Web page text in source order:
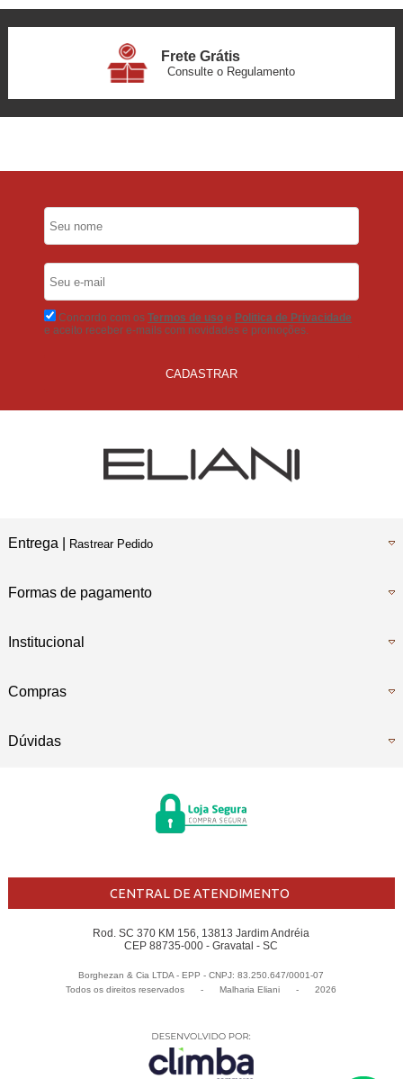
Frete Grátis
Consulte o Regulamento
Concordo com os Termos de usoe Politica de Privacidade
e aceito receber e-mails com novidades e promoções.
CADASTRAR
Entrega | Rastrear Pedido
Formas de pagamento
Institucional
Compras
Dúvidas
CENTRAL DE ATENDIMENTO
Rod. SC 370 KM 156, 13813 Jardim Andréia
CEP 88735-000 - Gravatal - SC
Borghezan & Cia LTDA - EPP - CNPJ: 83.250.647/0001-07
Todos os direitos reservados
- Malharia Eliani - 2026